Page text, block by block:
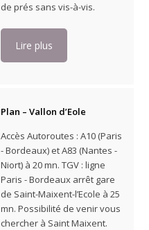
de prés sans vis-à-vis.
Lire plus
Plan – Vallon d’Eole
Accès Autoroutes : A10 (Paris
- Bordeaux) et A83 (Nantes -
Niort) à 20 mn. TGV : ligne
Paris - Bordeaux arrêt gare
de Saint-Maixent-l’Ecole à 25
mn. Possibilité de venir vous
chercher à Saint Maixent.